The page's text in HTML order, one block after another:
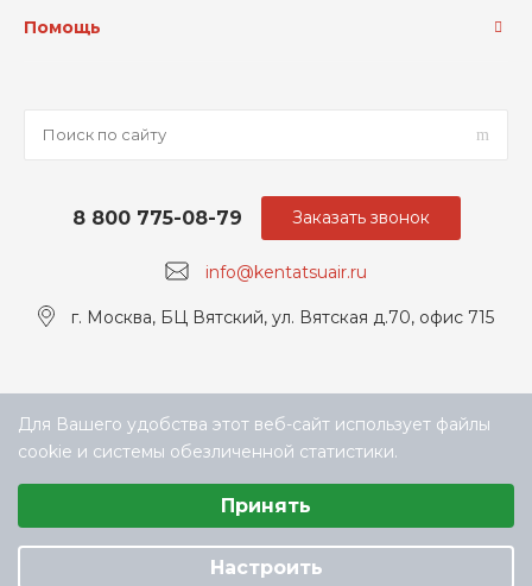
Помощь
info@kentatsuair.ru
8 800 775-08-79
г. Москва, БЦ Вятский, ул. Вятская д.70, офис 715
Заказать звонок
дилер Kentatsu в РФ
Для Вашего удобства этот веб-сайт использует файлы
cookie и системы обезличенной статистики.
Принять
Настроить